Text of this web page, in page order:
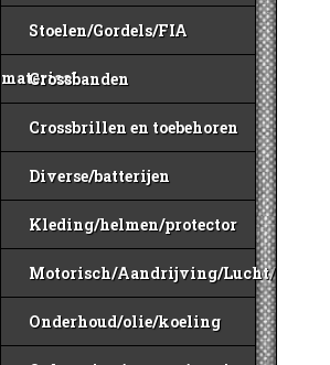
Stoelen/Gordels/FIA
materiaal
Crossbanden
Crossbrillen en toebehoren
Diverse/batterijen
Kleding/helmen/protector
Motorisch/Aandrijving/Lucht/Benzine
Onderhoud/olie/koeling